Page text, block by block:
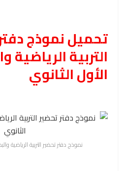
تحميل نموذج
التربية الرياضية
الأول الثانوي
نموذج دفتر تحضير التربية الرياضية